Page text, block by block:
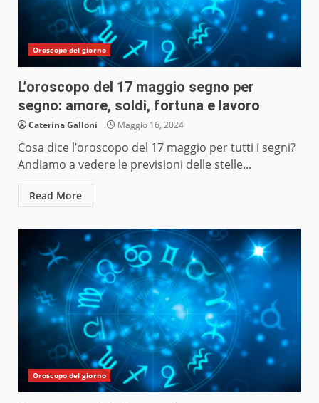
Oroscopo del giorno
L’oroscopo del 17 maggio segno per
segno: amore, soldi, fortuna e lavoro
Caterina Galloni Maggio 16, 2024
Cosa dice l’oroscopo del 17 maggio per tutti i segni?
Andiamo a vedere le previsioni delle stelle...
Read More
Oroscopo del giorno